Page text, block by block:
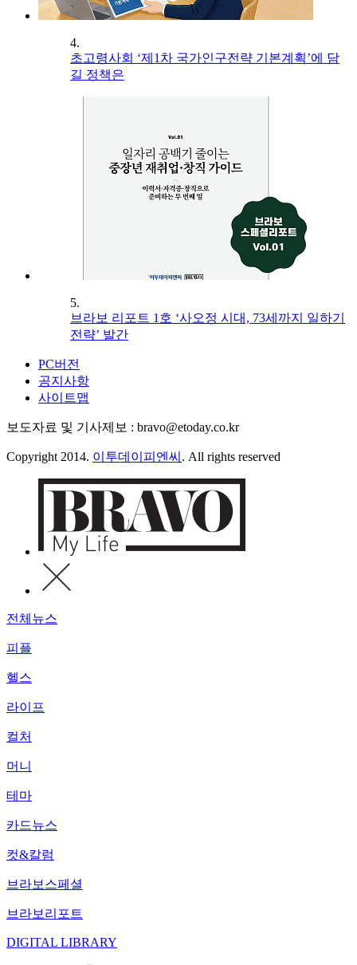
4.
초고령사회 ‘제1차 국가인구전략 기본계획’에 담
길 정책은
5.
브라보 리포트 1호 ‘사오정 시대, 73세까지 일하기
전략’ 발간
PC버전
공지사항
사이트맵
보도자료 및 기사제보 : bravo@etoday.co.kr
Copyright 2014. 이투데이피엔씨 . All rights reserved
전체뉴스
피플
헬스
라이프
컬처
머니
테마
카드뉴스
컷&칼럼
브라보스페셜
브라보리포트
DIGITAL LIBRARY